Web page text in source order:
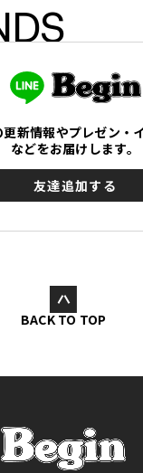
新情報やプレゼン・
などをお届けします。
友達追加する
BACK TO TOP